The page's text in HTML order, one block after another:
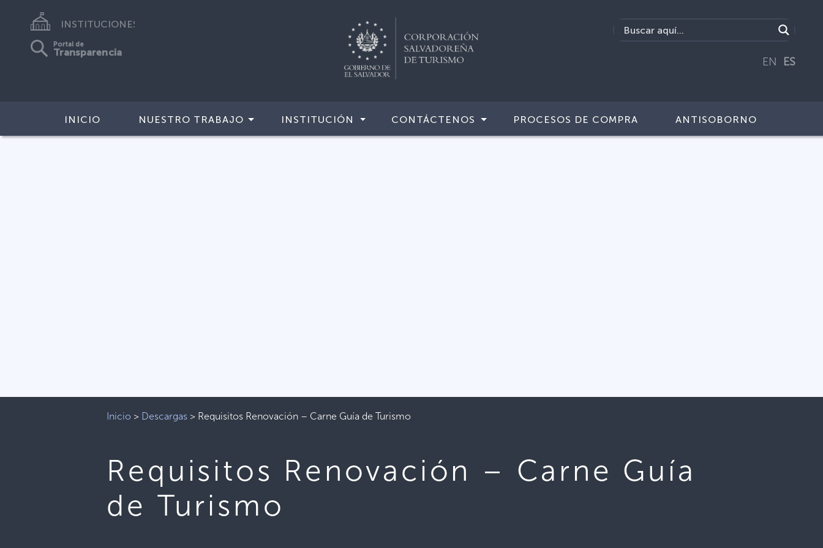
INSTITUCIONES
Portal de
Transparencia
EN ES
INICIO NUESTRO TRABAJO INSTITUCIÓN CONTÁCTENOS PROCESOS DE COMPRA ANTISOBORNO
Inicio > Descargas > Requisitos Renovación – Carne Guía de Turismo
Requisitos Renovación – Carne Guía
de Turismo